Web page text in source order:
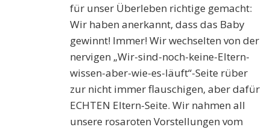
für unser Überleben richtige gemacht:
Wir haben anerkannt, dass das Baby
gewinnt! Immer! Wir wechselten von der
nervigen „Wir-sind-noch-keine-Eltern-
wissen-aber-wie-es-läuft“-Seite rüber
zur nicht immer flauschigen, aber dafür
ECHTEN Eltern-Seite. Wir nahmen all
unsere rosaroten Vorstellungen vom